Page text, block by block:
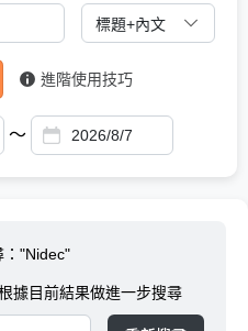
進階使用技巧
～
："Nidec"
據目前結果做進一步搜尋